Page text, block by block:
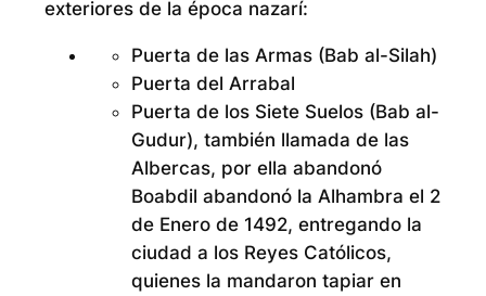
exteriores de la época nazarí:
Puerta de las Armas (Bab al-Silah)
Puerta del Arrabal
Puerta de los Siete Suelos (Bab al-
Gudur), también llamada de las
Albercas, por ella abandonó
Boabdil abandonó la Alhambra el 2
de Enero de 1492, entregando la
ciudad a los Reyes Católicos,
quienes la mandaron tapiar en